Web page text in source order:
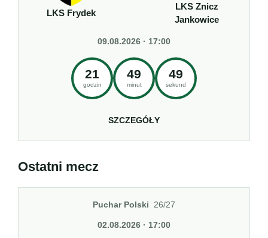
LKS Frydek
LKS Znicz
Jankowice
09.08.2026 · 17:00
21
godzin
49
minut
49
sekund
SZCZEGÓŁY
Ostatni mecz
Puchar Polski 26/27
02.08.2026 · 17:00